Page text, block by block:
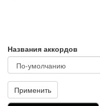
Названия аккордов
Применить